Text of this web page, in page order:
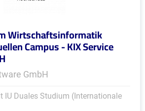
Wirtschaftsinformatik
Campus - KIX Service
GmbH
IU Duales Studium (Internationale